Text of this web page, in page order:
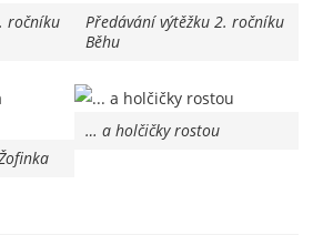
ročníku
Předávání výtěžku 2. ročníku
Běhu
… a holčičky rostou